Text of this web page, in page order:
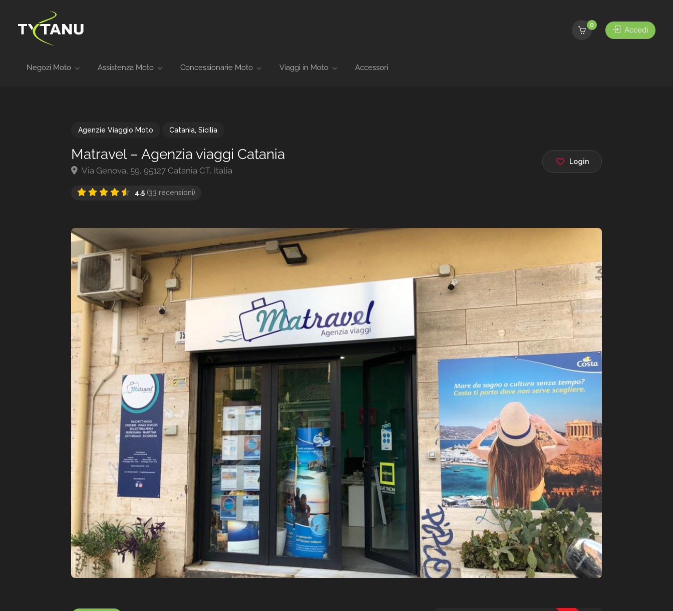
Negozi Moto Assistenza Moto Concessionarie Moto Viaggi in Moto Accessori
0
Accedi
Agenzie Viaggio Moto Catania, Sicilia
Matravel – Agenzia viaggi Catania
Via Genova, 59, 95127 Catania CT, Italia
4.5 (33 recensioni)
Login